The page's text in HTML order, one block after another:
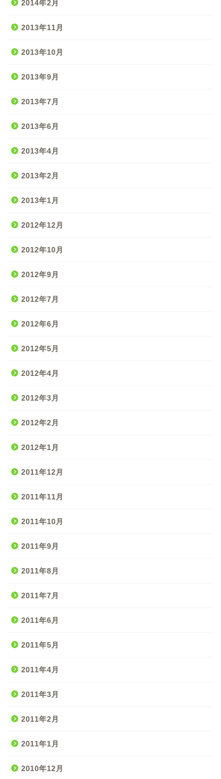
2014年2月
2013年11月
2013年10月
2013年9月
2013年7月
2013年6月
2013年4月
2013年2月
2013年1月
2012年12月
2012年10月
2012年9月
2012年7月
2012年6月
2012年5月
2012年4月
2012年3月
2012年2月
2012年1月
2011年12月
2011年11月
2011年10月
2011年9月
2011年8月
2011年7月
2011年6月
2011年5月
2011年4月
2011年3月
2011年2月
2011年1月
2010年12月